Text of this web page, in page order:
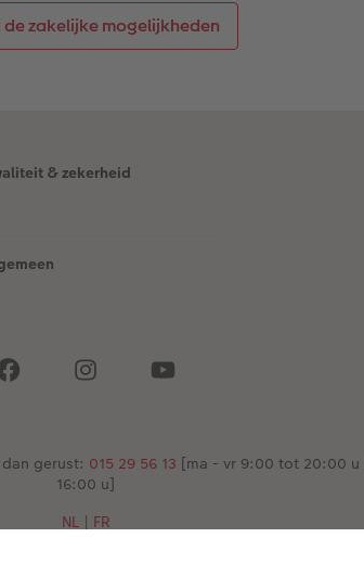
de zakelijke mogelijkheden
& zekerheid
gerust: 015 29 56 13 [ma - vr 9:00 tot 20:00
16:00 u]
NL| FR